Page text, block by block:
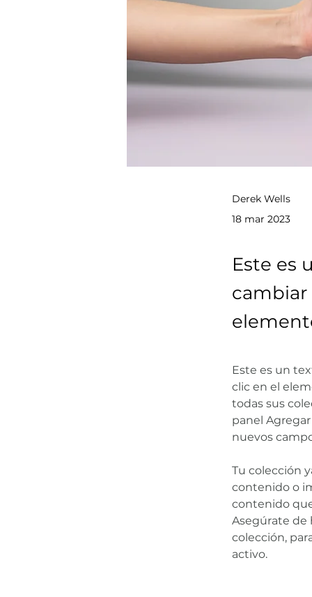
Derek Wells
18 mar 2023
Este es
cambiar
Este es un
clic en el
todas sus
panel
nuevos
Tu colección
contenido o
contenido
Asegúrate de
colección,
activo.